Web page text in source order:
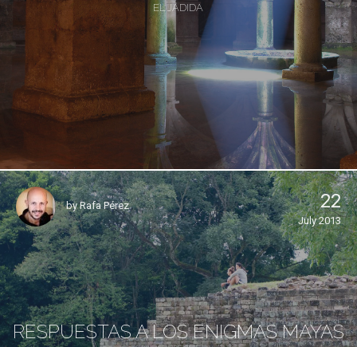
EL JADIDA
byRafa Pérez 22
July 2013
RESPUESTAS A LOS ENIGMAS MAYAS